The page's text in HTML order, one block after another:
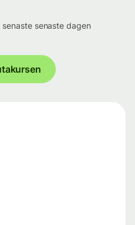
senaste dagen